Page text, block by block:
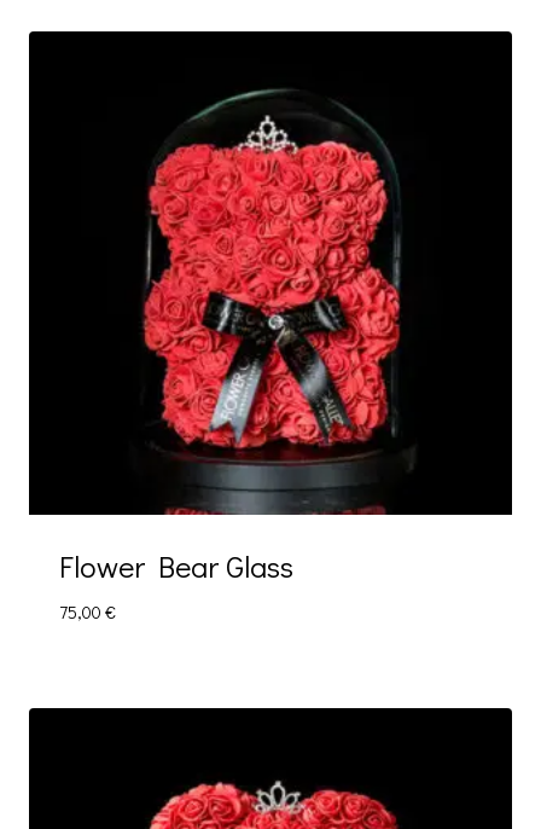
Flower Bear Glass
75,00 €